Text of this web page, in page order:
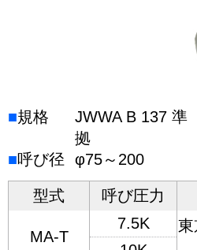
■規格
JWWA B 137 準
拠
■呼び径 φ75～200
型式 呼び圧力
MA-T
7.5K
東